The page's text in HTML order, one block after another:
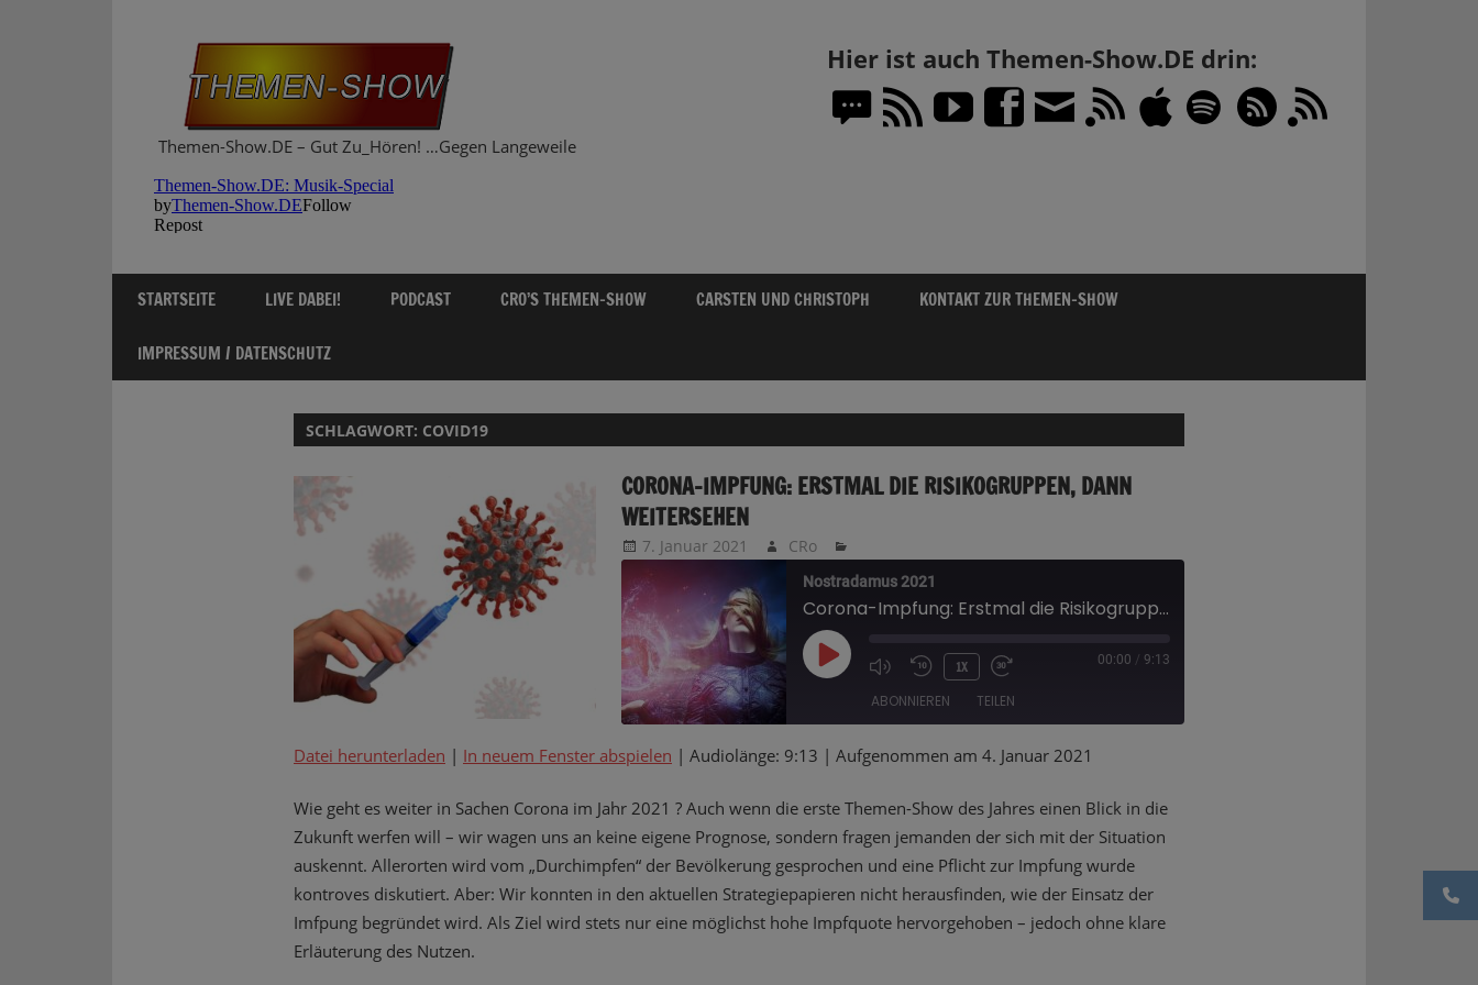
Themen-Show.DE – Gut Zu_Hören! …Gegen Langeweile
Hier ist auch Themen-Show.DE drin:
STARTSEITE LIVE DABEI! PODCAST CRO’S THEMEN-SHOW CARSTEN UND CHRISTOPH KONTAKT ZUR THEMEN-SHOW
IMPRESSUM / DATENSCHUTZ
SCHLAGWORT: COVID19
CORONA-IMPFUNG: ERSTMAL DIE RISIKOGRUPPEN, DANN
WEITERSEHEN
7. Januar 2021 CRo
Nostradamus 2021
Corona-Impfung: Erstmal die Risikogruppen, dann weitersehen
PLAY
EPISODE
1X 00:00 / 9:13
ABONNIEREN TEILEN
TEILEN
LINK
EMBED
Datei herunterladen | In neuem Fenster abspielen | Audiolänge: 9:13 | Aufgenommen am 4. Januar 2021
Wie geht es weiter in Sachen Corona im Jahr 2021 ? Auch wenn die erste Themen-Show des Jahres einen Blick in die
Zukunft werfen will – wir wagen uns an keine eigene Prognose, sondern fragen jemanden der sich mit der Situation
auskennt. Allerorten wird vom „Durchimpfen“ der Bevölkerung gesprochen und eine Pflicht zur Impfung wurde
kontroves diskutiert. Aber: Wir konnten in den aktuellen Strategiepapieren nicht herausfinden, wie der Einsatz der
Imfpung begründet wird. Als Ziel wird stets nur eine möglichst hohe Impfquote hervorgehoben – jedoch ohne klare
Erläuterung des Nutzen.